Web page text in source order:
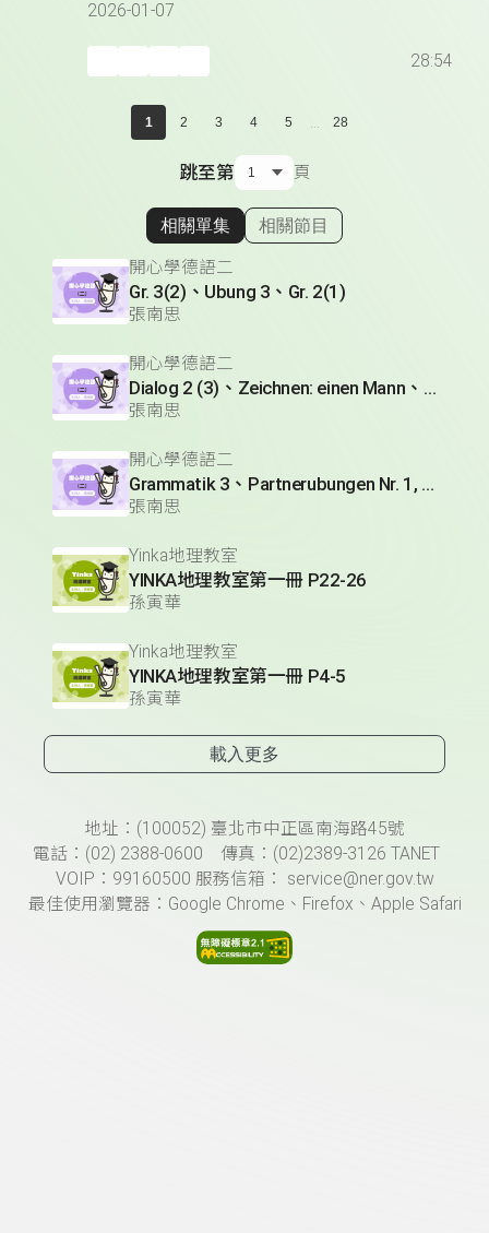
2026-01-07
28:54
1 2 3 4 5 ... 28
跳至第 頁
顯示相關單集
相關單集 相關節目
開心學德語二
Gr. 3(2)、Ubung 3、Gr. 2(1)
張南思
開心學德語二
Dialog 2 (3)、Zeichnen: einen Mann、Lesetext 1(1)
張南思
開心學德語二
Grammatik 3、Partnerubungen Nr. 1, 3、Dialog 2(1)
張南思
Yinka地理教室
YINKA地理教室第一冊 P22-26
孫寅華
Yinka地理教室
YINKA地理教室第一冊 P4-5
孫寅華
載入更多
頁尾資訊地址：(100052) 臺北市中正區南海路45號
電話：(02) 2388-0600 傳真：(02)2389-3126 TANET
VOIP：99160500 服務信箱： service@ner.gov.tw
最佳使用瀏覽器：Google Chrome、Firefox、Apple Safari